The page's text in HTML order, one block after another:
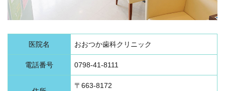
医院名 おおつか歯科クリニック
電話番号 0798-41-8111
〒663-8172